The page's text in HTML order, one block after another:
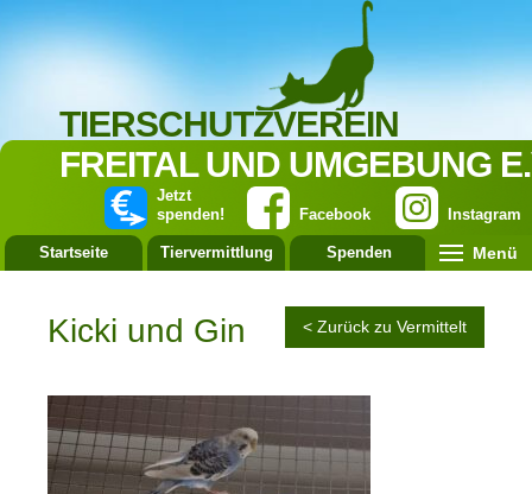
TIERSCHUTZVEREIN
FREITAL UND UMGEBUNG
Instagram
Facebook
Jetzt
spenden!
Startseite Tiervermittlung Spenden Menü
Kicki und Gin < Zurück zu Vermittelt